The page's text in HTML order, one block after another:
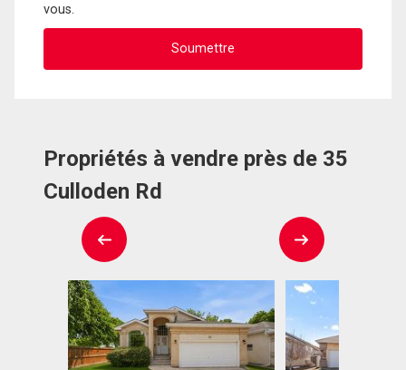
vous.
Propriétés à vendre près de 35
Culloden Rd